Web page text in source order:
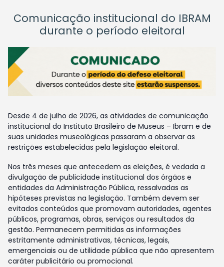
Comunicação institucional do IBRAM
durante o período eleitoral
Desde 4 de julho de 2026, as atividades de comunicação
institucional do Instituto Brasileiro de Museus – Ibram e de
suas unidades museológicas passaram a observar as
restrições estabelecidas pela legislação eleitoral.
Nos três meses que antecedem as eleições, é vedada a
divulgação de publicidade institucional dos órgãos e
entidades da Administração Pública, ressalvadas as
hipóteses previstas na legislação. Também devem ser
evitados conteúdos que promovam autoridades, agentes
públicos, programas, obras, serviços ou resultados da
gestão. Permanecem permitidas as informações
estritamente administrativas, técnicas, legais,
emergenciais ou de utilidade pública que não apresentem
caráter publicitário ou promocional.